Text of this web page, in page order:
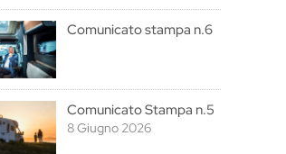
Comunicato stampa n.6
Comunicato Stampa n.5
8 Giugno 2026